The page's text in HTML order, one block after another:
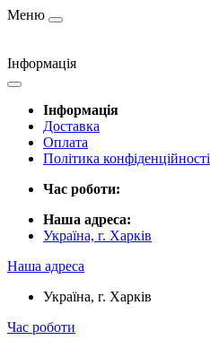
Меню
Інформація
Інформація
Доставка
Оплата
Політика конфіденційності
Час роботи:
Наша адреса:
Україна, г. Харків
Наша адреса
Україна, г. Харків
Час роботи